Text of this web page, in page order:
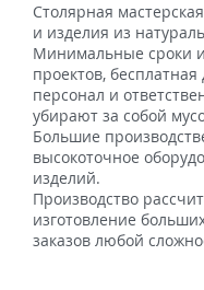
Столярная
и изделия из
Минимальные сроки
проектов,
персонал и
убирают за собой
Большие
высокоточное
изделий.
Производство
изготовление
заказов любой